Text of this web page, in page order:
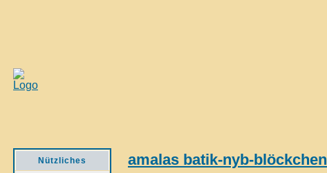
Nützliches amalas batik-nyb-blöckchen